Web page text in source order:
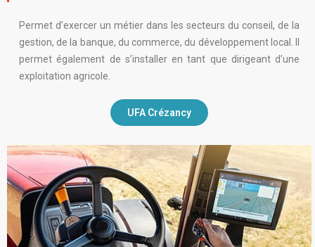
Permet d’exercer un métier dans les secteurs du conseil, de la
gestion, de la banque, du commerce, du développement local. Il
permet également de s’installer en tant que dirigeant d’une
exploitation agricole.
UFA Crézancy